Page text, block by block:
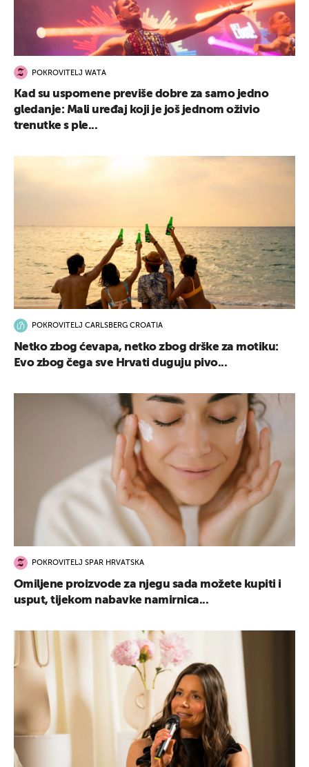
POKROVITELJ WATA
Kad su uspomene previše dobre za samo jedno
gledanje: Mali uređaj koji je još jednom oživio
trenutke s ple...
POKROVITELJ CARLSBERG CROATIA
Netko zbog ćevapa, netko zbog drške za motiku:
Evo zbog čega sve Hrvati duguju pivo...
POKROVITELJ SPAR HRVATSKA
Omiljene proizvode za njegu sada možete kupiti i
usput, tijekom nabavke namirnica...